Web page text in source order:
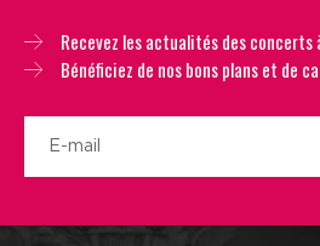
Recevez les actualités des concerts
Bénéficiez de nos bons plans et de